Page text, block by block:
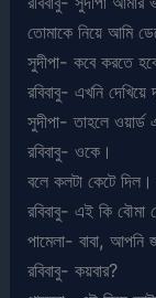
তোমাকে নিয়ে আমি
সুদীপা- কবে করতে
রবিবাবু- এখনি দেখিয়ে
সুদীপা- তাহলে ওয়ার্ড
রবিবাবু- ওকে।
বলে কলটা কেটে দিল।
রবিবাবু- এই কি
পামেলা- বাবা, আপনি
রবিবাবু- কয়বার?